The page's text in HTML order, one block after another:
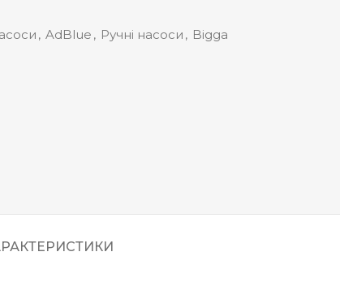
, AdBlue , Ручні насоси , Bigga